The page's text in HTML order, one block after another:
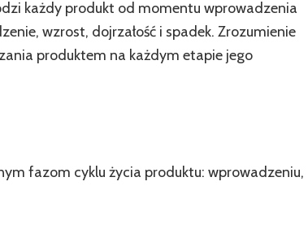
każdy produkt od momentu wprowadzenia
wzrost, dojrzałość i spadek. Zrozumienie
produktem na każdym etapie jego
fazom cyklu życia produktu: wprowadzeniu,